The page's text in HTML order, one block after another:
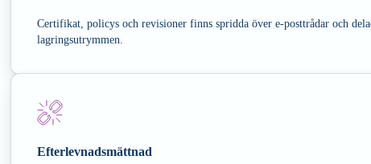
Certifikat, policys och revisioner finns spridda över e-posttrådar och
lagringsutrymmen.
Efterlevnadsmättnad